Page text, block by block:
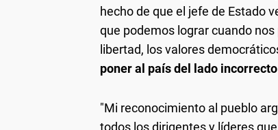
hecho de que el jefe de Estado
que podemos lograr cuando
libertad, los valores
poner al país del lado
"Mi reconocimiento al pueblo
todos los dirigentes y líderes